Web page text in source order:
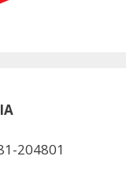
204801